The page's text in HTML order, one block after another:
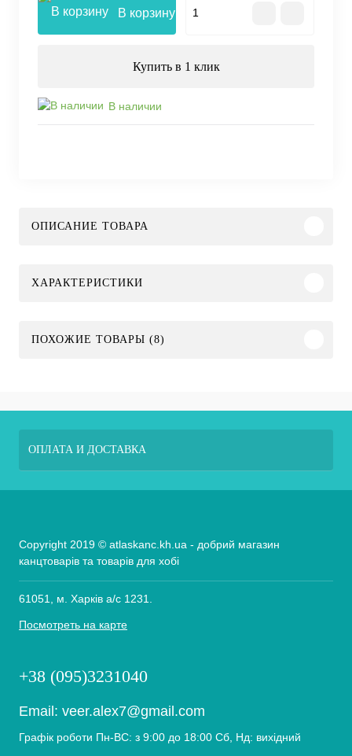
В корзину
Купить в 1 клик
В наличии
ОПИСАНИЕ ТОВАРА
ХАРАКТЕРИСТИКИ
ПОХОЖИЕ ТОВАРЫ (8)
ОПЛАТА И ДОСТАВКА
Copyright 2019 © atlaskanc.kh.ua - добрий магазин
канцтоварів та товарів для хобі
61051, м. Харків а/с 1231.
Посмотреть на карте
+38 (095)3231040
Email: veer.alex7@gmail.com
Графік роботи Пн-ВС: з 9:00 до 18:00 Сб, Нд: вихідний